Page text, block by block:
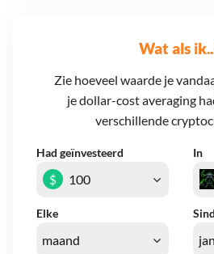
Wat als
Zie hoeveel waarde je
je dollar-cost averaging
verschillende
Had geïnvesteerd In
Elke
$